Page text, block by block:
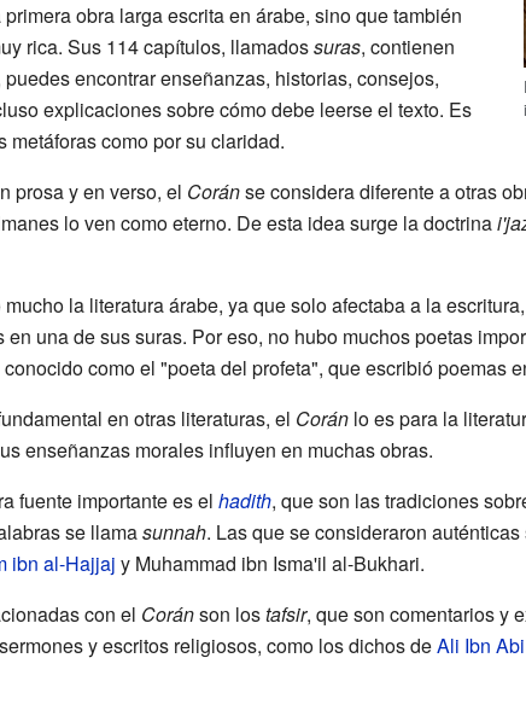
obra larga escrita en árabe, sino que también
rica. Sus 114 capítulos, llamadossuras, contienen
encontrar enseñanzas, historias, consejos,
explicaciones sobre cómo debe leerse el texto. Es
metáforas como por su claridad.
prosa y en verso, el Coránse considera diferente a otras
lo ven como eterno. De esta idea surge la doctrina
la literatura árabe, ya que solo afectaba a la
en una de sus suras. Por eso, no hubo muchos poetas
como el "poeta del profeta", que escribió poemas
en otras literaturas, el Coránlo es para la
enseñanzas morales influyen en muchas obras.
fuente importante es el hadith, que son las tradiciones
se llamasunnah. Las que se consideraron
ibn al-Hajjaj y Muhammad ibn Isma'il al-Bukhari.
con el Coránson lostafsir, que son comentarios y
y escritos religiosos, como los dichos deAli Ibn